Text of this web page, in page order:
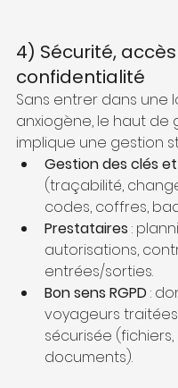
4) Sécurité,
confidentialité
Sans entrer dans une
anxiogène, le haut de
implique une gestion
Gestion des clés
(traçabilité,
codes, coffres,
Prestataires :
autorisations,
entrées/sorties.
Bon sens RGPD :
voyageurs
sécurisée
documents).